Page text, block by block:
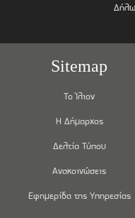
Sitemap
Το Ίλιον
Η Δήμαρχος
Δελτία Τύπου
Ανακοινώσεις
Εφημερίδα της Υπηρεσίας